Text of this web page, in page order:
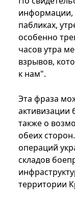
информации,
пабликах,
особенно
часов утра
взрывов,
к нам".
Эта фраза
активизации
также о
обеих
операций
складов
территории